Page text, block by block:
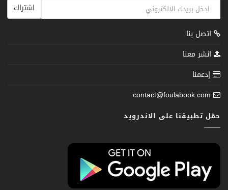
اشتراك
اتصل بنا
انشر معنا
إدعمنا
contact@foulabook.com
حمّل تطبيقنا على الاندرويد